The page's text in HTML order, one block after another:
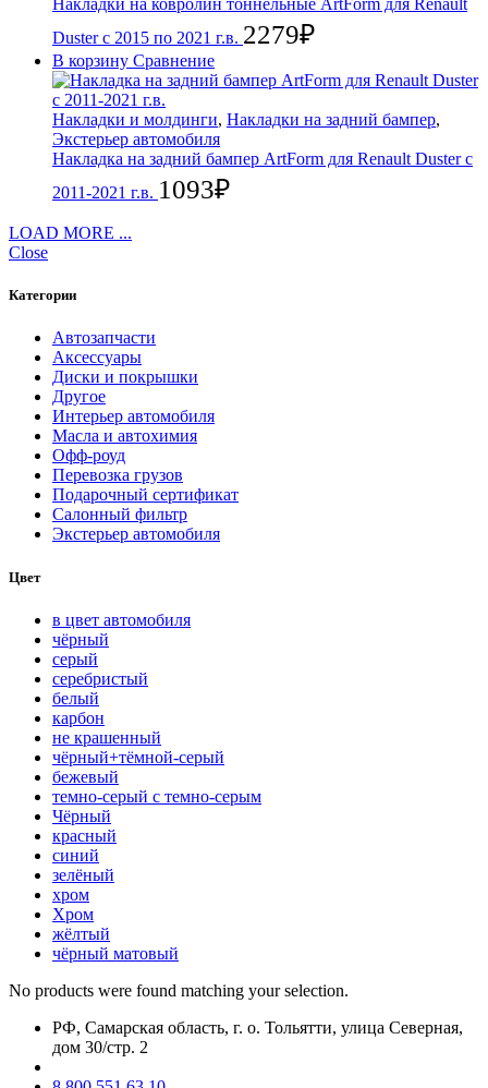
Накладки на ковролин тоннельные ArtForm для Renault
Duster с 2015 по 2021 г.в. 2279₽
В корзину Сравнение
Накладки и молдинги, Накладки на задний бампер,
Экстерьер автомобиля
Накладка на задний бампер ArtForm для Renault Duster с
2011-2021 г.в. 1093₽
LOAD MORE ...
Close
Категории
Автозапчасти
Аксессуары
Диски и покрышки
Другое
Интерьер автомобиля
Масла и автохимия
Офф-роуд
Перевозка грузов
Подарочный сертификат
Салонный фильтр
Экстерьер автомобиля
Цвет
в цвет автомобиля
чёрный
серый
серебристый
белый
карбон
нe кpaшeнный
чёрный+тёмной-серый
бежевый
темно-серый с темно-серым
Чёрный
красный
синий
зелёный
хром
Хром
жёлтый
чёрный матовый
No products were found matching your selection.
РФ, Самарская область, г. о. Тольятти, улица Северная,
дом 30/стр. 2